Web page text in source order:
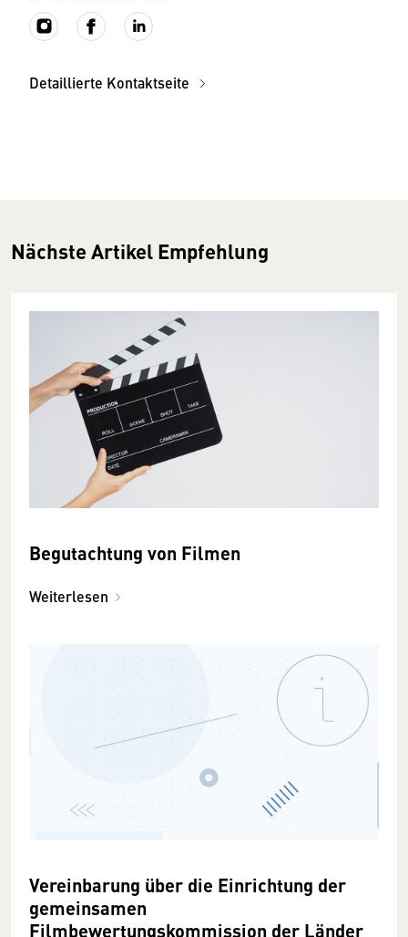
Detaillierte Kontaktseite
Nächste Artikel Empfehlung
Begutachtung von Filmen
Weiterlesen
Vereinbarung über die Einrichtung der
gemeinsamen
Filmbewertungskommission der Länder